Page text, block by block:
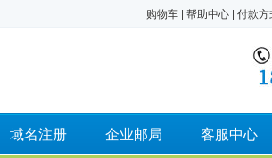
购物车 帮助中心 付款方
域名注册 企业邮局 客服中心